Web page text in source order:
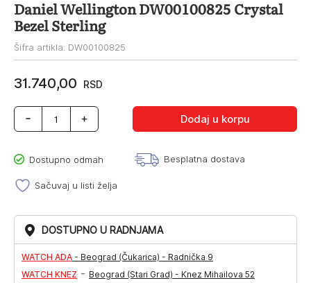
Daniel Wellington DW00100825 Crystal
Bezel Sterling
Šifra artikla: DW00100825
31.740,00 RSD
Daniel
Wellington
Crystal
Bezel
Sterling
količina
Dodaj u korpu
Dostupno odmah Besplatna dostava
Sačuvaj u listi želja
DOSTUPNO U RADNJAMA
WATCH ADA - Beograd (Čukarica) - Radnička 9
WATCH KNEZ - Beograd (Stari Grad) - Knez Mihailova 52